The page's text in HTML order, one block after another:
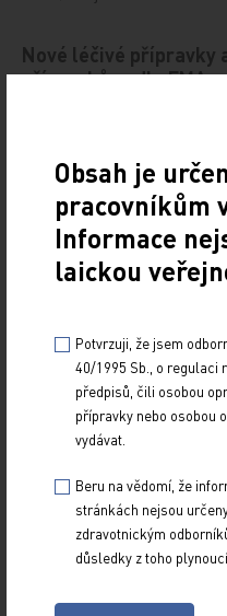
Nové léčivé přípravky
přípravků podle EMA
Uvádíme výběr nových
Evropská léková agentura
EMA) zaujala kladné
Nové léčivé přípravky
přípravků podle EMA
31. 3. 2025
Uvádíme výběr nových
Evropská léková agentura
EMA) zaujala kladné
Nové léčivé přípravky
přípravků podle EMA
27. 9. 2024
Evropská léková agentura
Obsah je
pracovníkům
Informace
laickou
Potvrzuji, že jsem
40/1995 Sb., o regulaci
předpisů, čili osobou
přípravky nebo osobou
vydávat.
Beru na vědomí, že
stránkách nejsou
zdravotnickým
důsledky z toho